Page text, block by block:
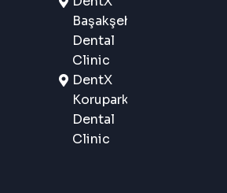
Başakşehir
Dental
Clinic
DentX
Korupark
Dental
Clinic